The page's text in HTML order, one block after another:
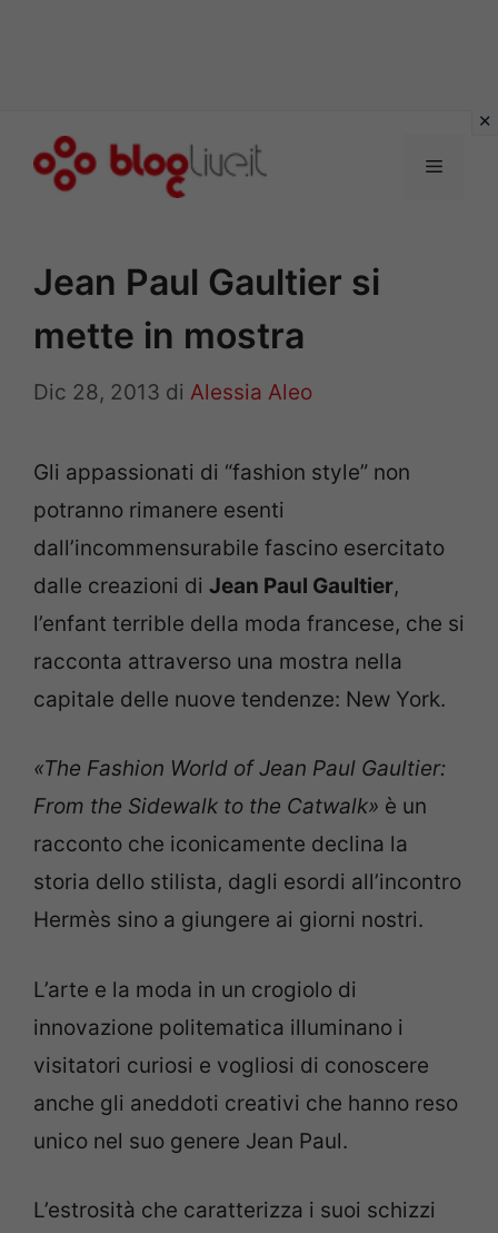
Menu
Jean Paul Gaultier si
mette in mostra
Dic 28, 2013 di Alessia Aleo
Gli appassionati di “fashion style” non
potranno rimanere esenti
dall’incommensurabile fascino esercitato
dalle creazioni di Jean Paul Gaultier,
l’enfant terrible della moda francese, che si
racconta attraverso una mostra nella
capitale delle nuove tendenze: New York.
«The Fashion World of Jean Paul Gaultier:
From the Sidewalk to the Catwalk» è un
racconto che iconicamente declina la
storia dello stilista, dagli esordi all’incontro
Hermès sino a giungere ai giorni nostri.
L’arte e la moda in un crogiolo di
innovazione politematica illuminano i
visitatori curiosi e vogliosi di conoscere
anche gli aneddoti creativi che hanno reso
unico nel suo genere Jean Paul.
L’estrosità che caratterizza i suoi schizzi